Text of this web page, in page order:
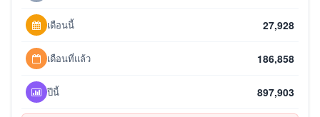
เดือนนี้ 27,928
เดือนที่แล้ว 186,858
ปีนี้ 897,903